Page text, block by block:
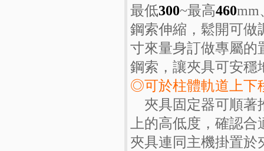
最低300~最高460mm
鋼索伸縮，鬆開可做
寸來量身訂做專屬的
鋼索，讓夾具可安穩
◎可於柱體軌道上下
夾具固定器可順著
上的高低度，確認
夾具連同主機掛置於